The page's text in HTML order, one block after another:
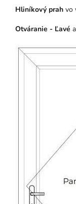
Hliníkový prah vo
Otváranie - Ľavé